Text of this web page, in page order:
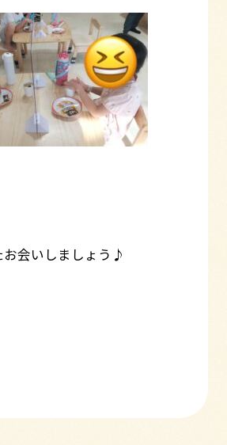
お会いしましょう♪